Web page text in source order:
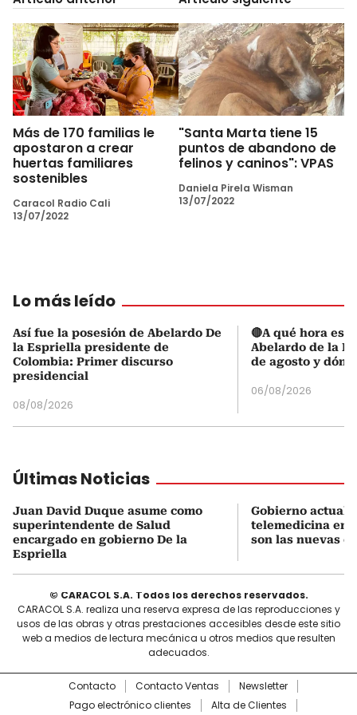
Más de 170 familias le
apostaron a crear
huertas familiares
sostenibles
Caracol Radio Cali
13/07/2022
"Santa Marta tiene 15
puntos de abandono de
felinos y caninos": VPAS
Daniela Pirela Wisman
13/07/2022
Lo más leído
Así fue la posesión de Abelardo De
la Espriella presidente de
Colombia: Primer discurso
presidencial
08/08/2026
🔴A qué hora es
Abelardo de la
de agosto y
06/08/2026
Últimas Noticias
Juan David Duque asume como
superintendente de Salud
encargado en gobierno De la
Espriella
Gobierno
telemedicina en
son las nuevas
© CARACOL S.A. Todos los derechos reservados.
CARACOL S.A. realiza una reserva expresa de las reproducciones y
usos de las obras y otras prestaciones accesibles desde este sitio
web a medios de lectura mecánica u otros medios que resulten
adecuados.
Contacto Contacto Ventas
Newsletter
Pago electrónico clientes
Alta de Clientes